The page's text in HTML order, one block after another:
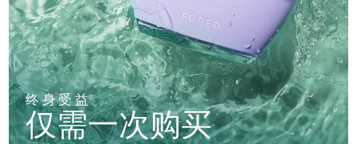
终身受益
仅需一次购买